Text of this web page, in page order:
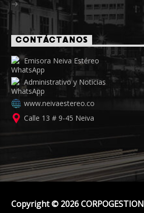
CONTÁCTANOS
Emisora Neiva Estéreo
Administrativo y Noticias
www.neivaestereo.co
Calle 13 # 9-45 Neiva
Copyright © 2026 CORPOGESTION